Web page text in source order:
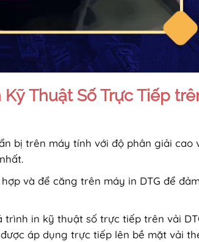
Thuật Số Trực Tiếp
bị trên máy tính với độ phân giải cao
và để căng trên máy in DTG để
trình in kỹ thuật số trực tiếp trên vải
áp dụng trực tiếp lên bề mặt vải